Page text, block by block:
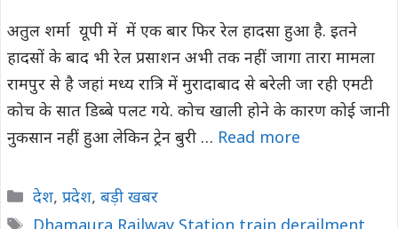
अतुल शर्मा यूपी में में एक बार फिर रेल हादसा हुआ है. इतने
हादसों के बाद भी रेल प्रसाशन अभी तक नहीं जागा तारा मामला
रामपुर से है जहां मध्य रात्रि में मुरादाबाद से बरेली जा रही एमटी
कोच के सात डिब्बे पलट गये. कोच खाली होने के कारण कोई जानी
नुकसान नहीं हुआ लेकिन ट्रेन बुरी … Read more
Categories
देश, प्रदेश, बड़ी खबर
Tags